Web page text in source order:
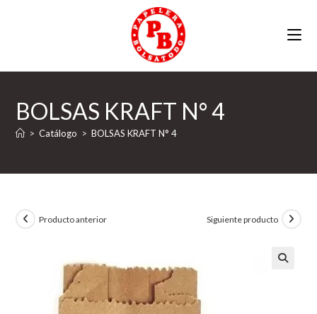
BOLSAS KRAFT N° 4
> Catálogo > BOLSAS KRAFT N° 4
Producto anterior Siguiente producto